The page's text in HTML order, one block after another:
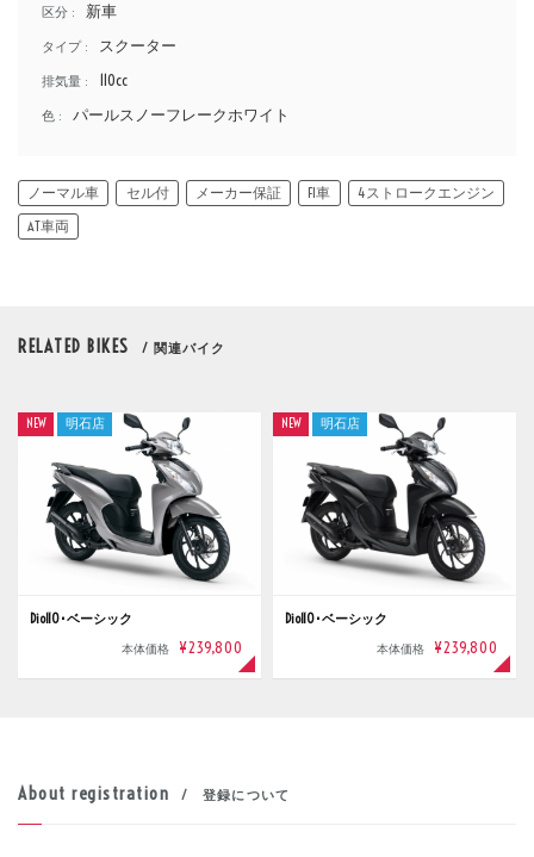
区分 : 新車
タイプ : スクーター
排気量 : 110cc
色 : パールスノーフレークホワイト
ノーマル車 セル付 メーカー保証 FI車
4ストロークエンジン
AT車両
RELATED BIKES / 関連バイク
Dio110･ベーシック
本体価格 ¥239,800
NEW 明石店
Dio110･ベーシック
本体価格 ¥239,800
NEW 明石店
About registration / 登録について